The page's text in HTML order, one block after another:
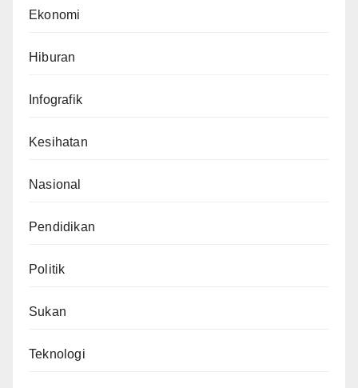
Ekonomi
Hiburan
Infografik
Kesihatan
Nasional
Pendidikan
Politik
Sukan
Teknologi